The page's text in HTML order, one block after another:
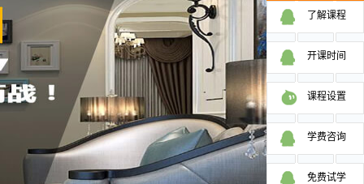
了解课程
开课时间
课程设置
学费咨询
免费试学